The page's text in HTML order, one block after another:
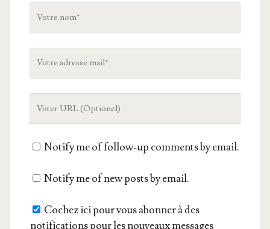
siteNotify me of follow-up comments by email.
Notify me of new posts by email.
Cochez ici pour vous abonner à des
notifications pour les nouveaux messages